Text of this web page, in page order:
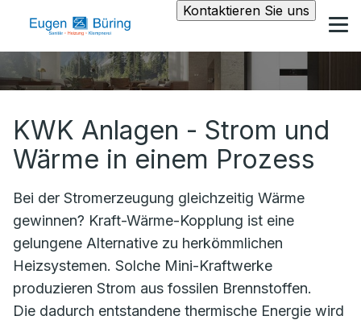
Kontaktieren Sie uns
KWK Anlagen - Strom und
Wärme in einem Prozess
Bei der Stromerzeugung gleichzeitig Wärme
gewinnen? Kraft-Wärme-Kopplung ist eine
gelungene Alternative zu herkömmlichen
Heizsystemen. Solche Mini-Kraftwerke
produzieren Strom aus fossilen Brennstoffen.
Die dadurch entstandene thermische Energie wird